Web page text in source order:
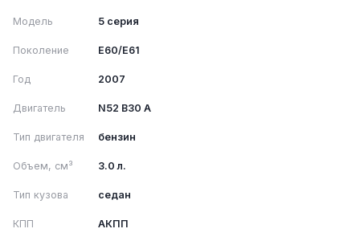
Модель 5 серия
Поколение E60/E61
Год 2007
Двигатель N52 B30 A
Тип двигателя бензин
Объем, см³ 3.0 л.
Тип кузова седан
КПП АКПП